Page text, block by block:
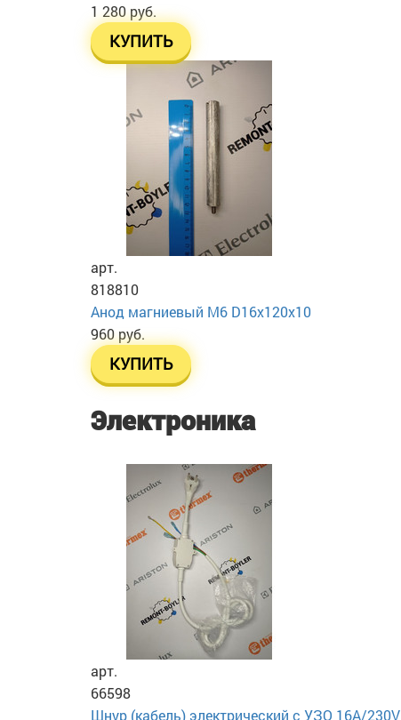
1 280 руб.
КУПИТЬ
арт.
818810
Анод магниевый М6 D16х120х10
960 руб.
КУПИТЬ
Электроника
арт.
66598
Шнур (кабель) электрический с УЗО 16А/230V